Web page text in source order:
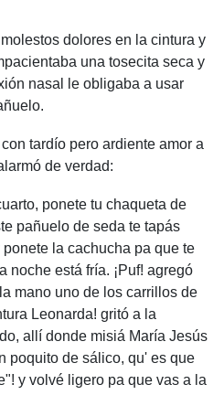
dolores en la cintura y
una tosecita seca y
nasal le obligaba a usar
tardío pero ardiente amor a
de verdad:
ponete tu chaqueta de
pañuelo de seda te tapás
la cachucha pa que te
noche está fría. ¡Puf! agregó
mano uno de los carrillos de
Leonarda! gritó a la
allí donde misiá María Jesús
poquito de sálico, qu' es que
y volvé ligero pa que vas a la